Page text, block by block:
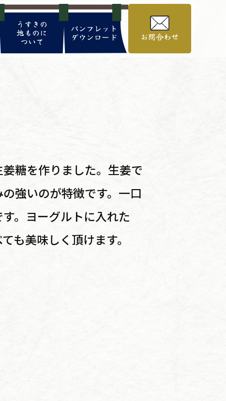
うすきの
地ものに
ついて
パンフレット
ダウンロード お問合わせ
糖を作りました。生姜で
強いのが特徴です。一口
。ヨーグルトに入れた
も美味しく頂けます。